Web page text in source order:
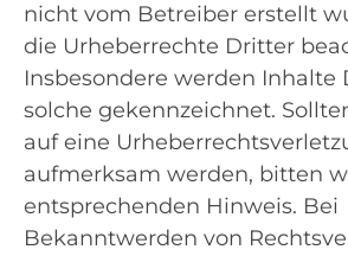
nicht vom Betreiber erstellt
die Urheberrechte Dritter
Insbesondere werden Inhalte
solche gekennzeichnet.
auf eine
aufmerksam werden, bitten
entsprechenden Hinweis. Bei
Bekanntwerden von